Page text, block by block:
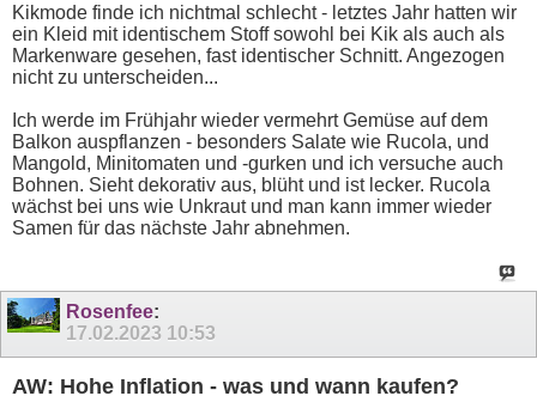
Kikmode finde ich nichtmal schlecht - letztes Jahr hatten wir
ein Kleid mit identischem Stoff sowohl bei Kik als auch als
Markenware gesehen, fast identischer Schnitt. Angezogen
nicht zu unterscheiden...
Ich werde im Frühjahr wieder vermehrt Gemüse auf dem
Balkon auspflanzen - besonders Salate wie Rucola, und
Mangold, Minitomaten und -gurken und ich versuche auch
Bohnen. Sieht dekorativ aus, blüht und ist lecker. Rucola
wächst bei uns wie Unkraut und man kann immer wieder
Samen für das nächste Jahr abnehmen.
Rosenfee:
17.02.2023 10:53
AW: Hohe Inflation - was und wann kaufen?